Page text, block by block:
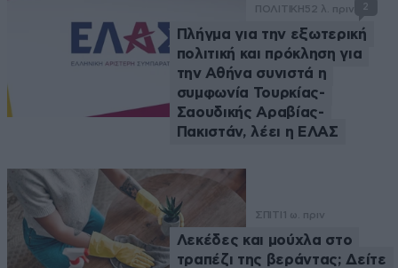
ΠΟΛΙΤΙΚΗ52 λ. πριν 2
Πλήγμα για την εξωτερική
πολιτική και πρόκληση για
την Αθήνα συνιστά η
συμφωνία Τουρκίας-
Σαουδικής Αραβίας-
Πακιστάν, λέει η ΕΛΑΣ
ΣΠΙΤΙ 1 ω. πριν
Λεκέδες και μούχλα στο
τραπέζι της βεράντας; Δείτε